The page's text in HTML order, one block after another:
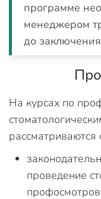
программе
менеджером
до
На курсах по
проведение